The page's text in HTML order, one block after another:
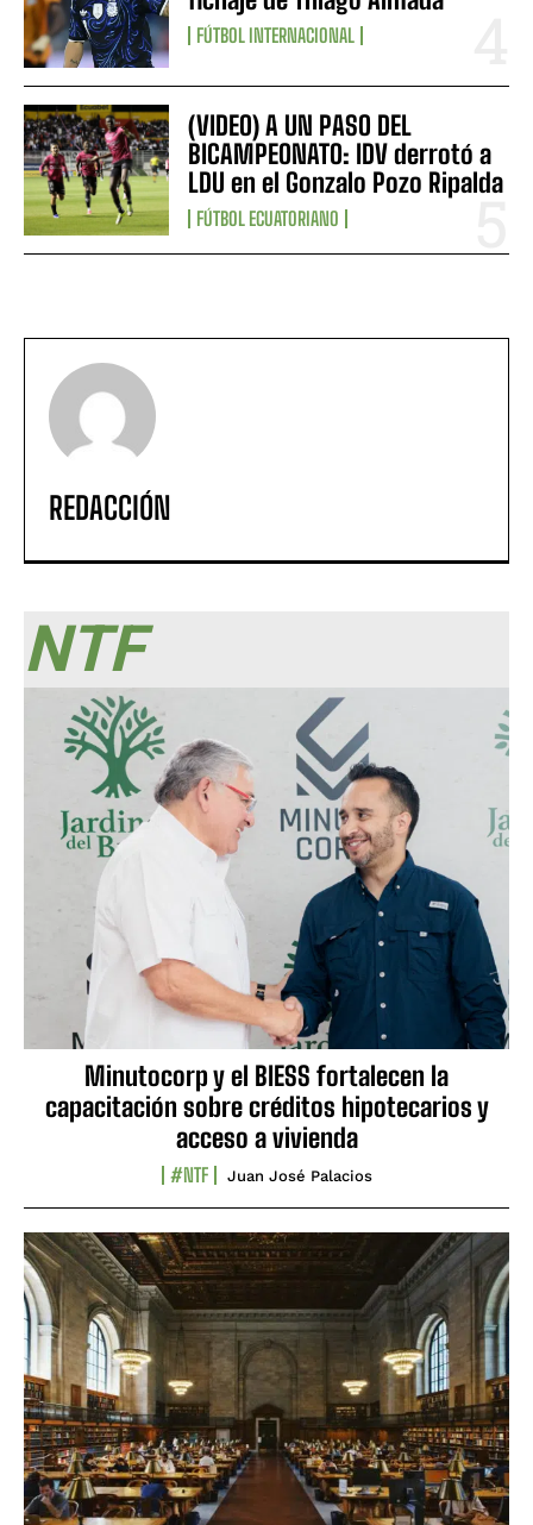
FÚTBOL INTERNACIONAL
(VIDEO) A UN PASO DEL
BICAMPEONATO: IDV derrotó a
LDU en el Gonzalo Pozo Ripalda
FÚTBOL ECUATORIANO
REDACCIÓN
NTF
Minutocorp y el BIESS fortalecen la
capacitación sobre créditos hipotecarios y
acceso a vivienda
#NTF Juan José Palacios